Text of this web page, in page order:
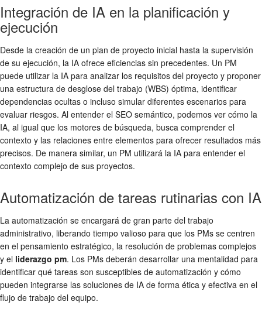
Integración de IA en la planificación y
ejecución
Desde la creación de un plan de proyecto inicial hasta la supervisión
de su ejecución, la IA ofrece eficiencias sin precedentes. Un PM
puede utilizar la IA para analizar los requisitos del proyecto y proponer
una estructura de desglose del trabajo (WBS) óptima, identificar
dependencias ocultas o incluso simular diferentes escenarios para
evaluar riesgos. Al entender el SEO semántico, podemos ver cómo la
IA, al igual que los motores de búsqueda, busca comprender el
contexto y las relaciones entre elementos para ofrecer resultados más
precisos. De manera similar, un PM utilizará la IA para entender el
contexto complejo de sus proyectos.
Automatización de tareas rutinarias con IA
La automatización se encargará de gran parte del trabajo
administrativo, liberando tiempo valioso para que los PMs se centren
en el pensamiento estratégico, la resolución de problemas complejos
y el liderazgo pm. Los PMs deberán desarrollar una mentalidad para
identificar qué tareas son susceptibles de automatización y cómo
pueden integrarse las soluciones de IA de forma ética y efectiva en el
flujo de trabajo del equipo.